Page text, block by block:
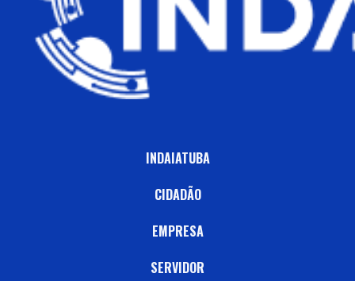
INDAIATUBA
CIDADÃO
EMPRESA
SERVIDOR